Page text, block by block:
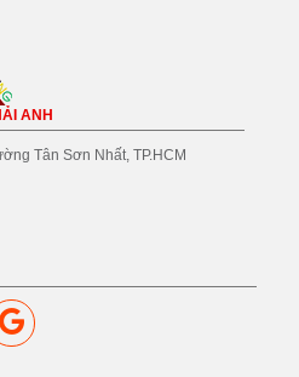
ANH
Tân Sơn Nhất, TP.HCM